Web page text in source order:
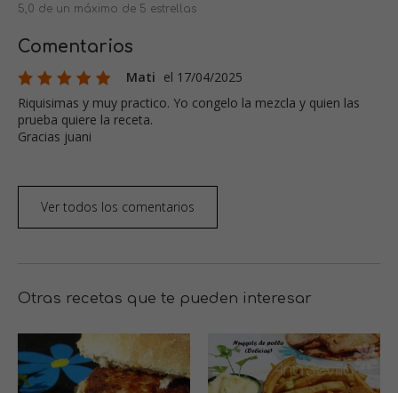
5,0 de un máximo de 5 estrellas
Comentarios
Mati el 17/04/2025
Riquisimas y muy practico. Yo congelo la mezcla y quien las
prueba quiere la receta.
Gracias juani
Ver todos los comentarios
Otras recetas que te pueden interesar